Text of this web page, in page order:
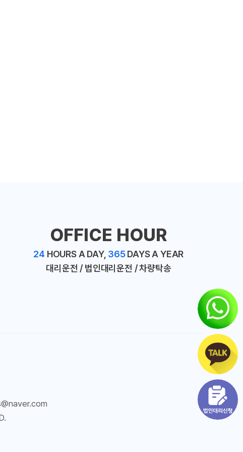
OFFICE HOUR
24 HOURS A DAY, 365DAYS A YEAR
대리운전 / 법인대리운전 / 차량탁송